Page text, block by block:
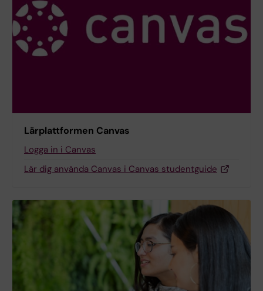
Lärplattformen Canvas
Logga in i Canvas
Lär dig använda Canvas i Canvas studentguide